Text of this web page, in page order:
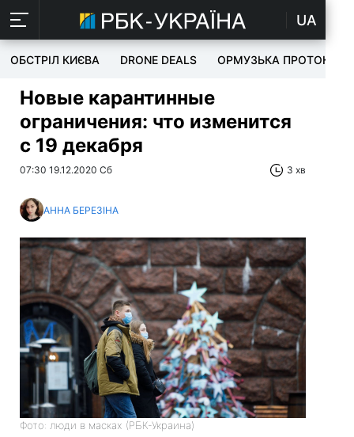
UA
ОБСТРІЛ КИЄВА DRONE DEALS ОРМУЗЬКА ПРОТОКА
Новые карантинные
ограничения: что изменится
с 19 декабря
07:30 19.12.2020 Сб 3 хв
АННА БЕРЕЗІНА
Фото: люди в масках (РБК-Украина)